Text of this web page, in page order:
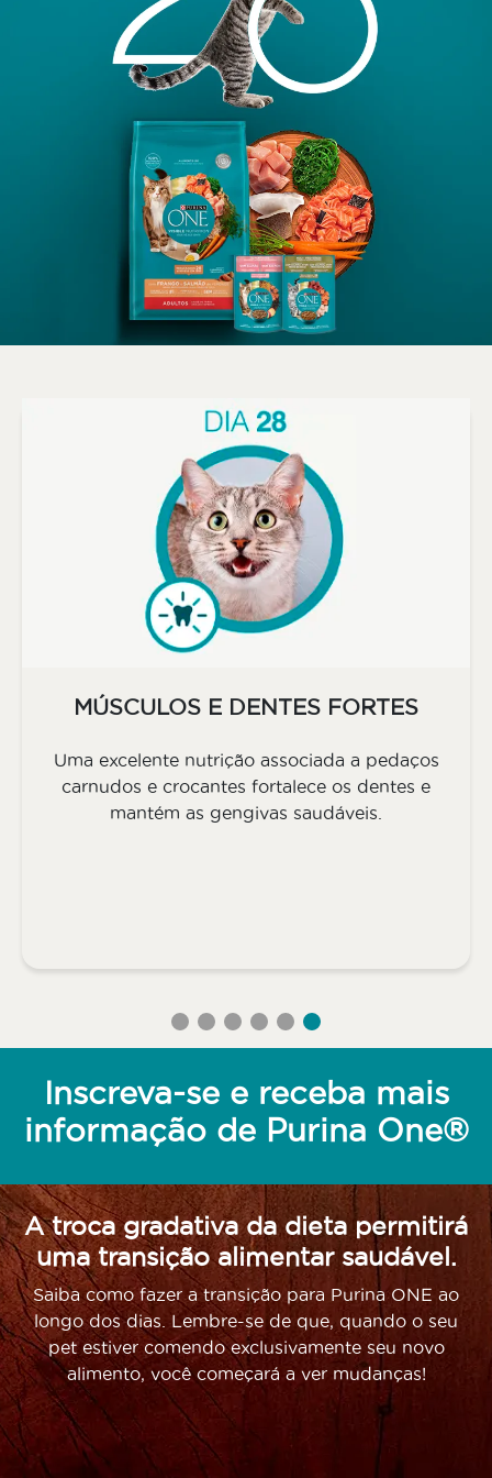
MÚSCULOS E DENTES FORTES
Uma excelente nutrição associada a pedaços
carnudos e crocantes fortalece os dentes e
mantém as gengivas saudáveis.
Inscreva-se e receba mais
informação de Purina One®
A troca gradativa da dieta permitirá
uma transição alimentar saudável.
Saiba como fazer a transição para Purina ONE ao
longo dos dias. Lembre-se de que, quando o seu
pet estiver comendo exclusivamente seu novo
alimento, você começará a ver mudanças!